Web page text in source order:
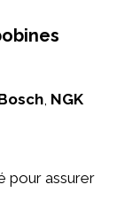
NGK
pour assurer